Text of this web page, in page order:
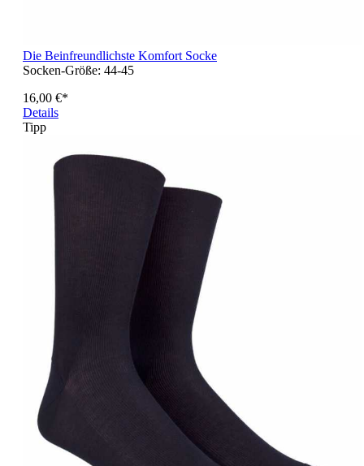
Die Beinfreundlichste Komfort Socke
Socken-Größe: 44-45
16,00 €*
Details
Tipp